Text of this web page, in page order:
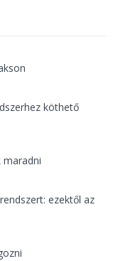
köthető
ezektől az